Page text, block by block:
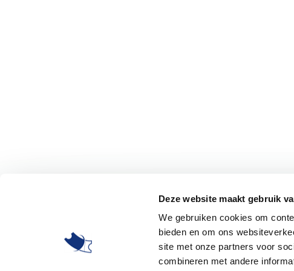
Deze website maakt gebruik
We gebruiken cookies om
bieden en om ons
site met onze partners voor
combineren met andere